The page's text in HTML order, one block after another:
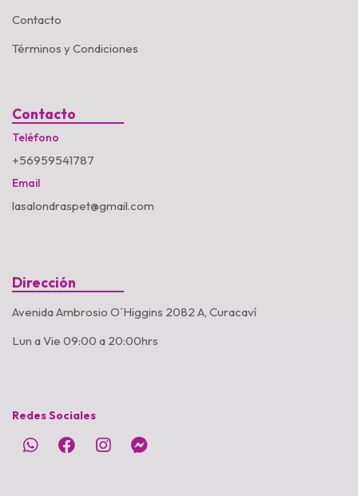
Contacto
Términos y Condiciones
Contacto
Teléfono
+56959541787
Email
lasalondraspet@gmail.com
Dirección
Avenida Ambrosio O´Higgins 2082 A, Curacaví
Lun a Vie 09:00 a 20:00hrs
Redes Sociales